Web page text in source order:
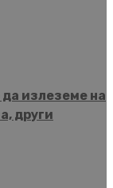
излеземе на
други